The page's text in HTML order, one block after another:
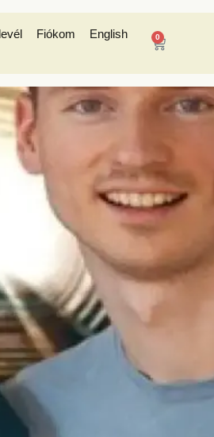
Fiókom English 0